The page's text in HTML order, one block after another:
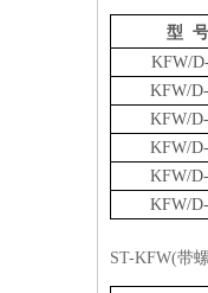
型 号
KFW/
KFW/
KFW/
KFW/
KFW/
KFW/
ST-KFW(带